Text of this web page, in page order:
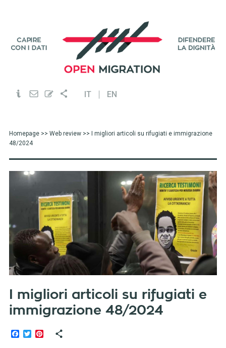
IT EN
Homepage>> Web review>> I migliori articoli su rifugiati e immigrazione
48/2024
I migliori articoli su rifugiati e
immigrazione 48/2024
Facebook
TwitterPinterest